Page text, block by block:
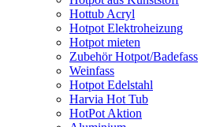
Hottub Acryl
Hotpot Elektroheizung
Hotpot mieten
Zubehör Hotpot/Badefass
Weinfass
Hotpot Edelstahl
Harvia Hot Tub
HotPot Aktion